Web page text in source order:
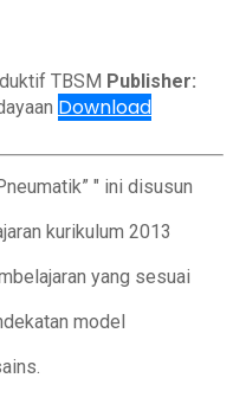
TBSM Publisher:
Download
″ ini disusun
kurikulum 2013
yang sesuai
model